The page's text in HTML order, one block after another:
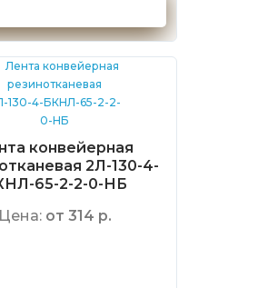
конвейерная
2Л-130-4-
65-2-2-0-НБ
Цена: от 314 р.